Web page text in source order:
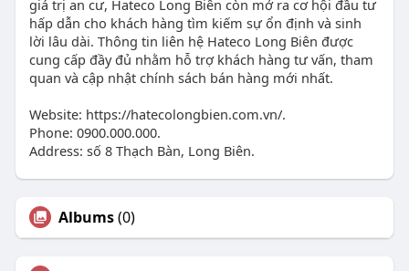
giá trị an cư, Hateco Long Biên còn mở ra cơ hội đầu tư
hấp dẫn cho khách hàng tìm kiếm sự ổn định và sinh
lời lâu dài. Thông tin liên hệ Hateco Long Biên được
cung cấp đầy đủ nhằm hỗ trợ khách hàng tư vấn, tham
quan và cập nhật chính sách bán hàng mới nhất.
Website: https://hatecolongbien.com.vn/.
Phone: 0900.000.000.
Address: số 8 Thạch Bàn, Long Biên.
Albums(0)